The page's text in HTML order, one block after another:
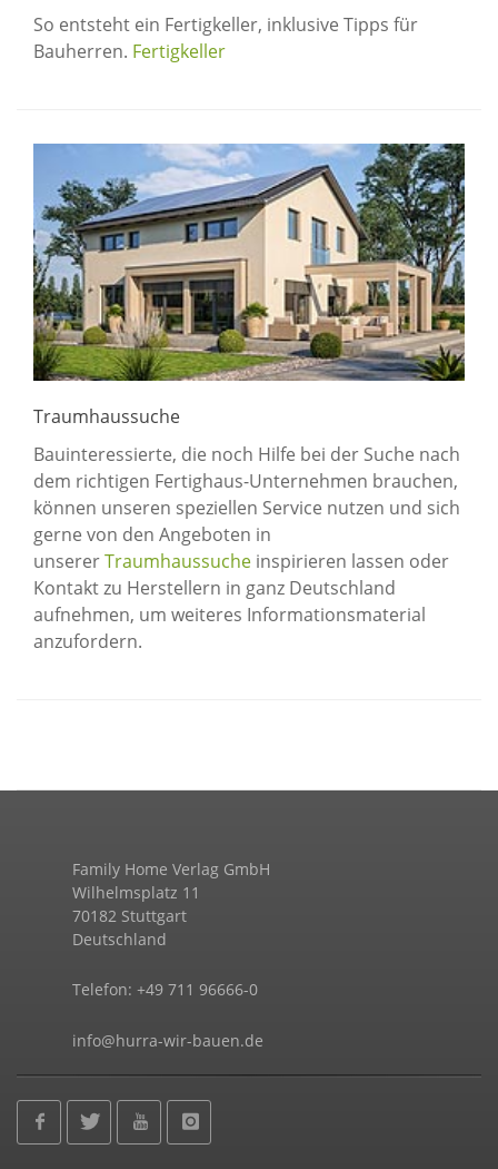
So entsteht ein Fertigkeller, inklusive Tipps für
Bauherren. Fertigkeller
Traumhaussuche
Bauinteressierte, die noch Hilfe bei der Suche nach
dem richtigen Fertighaus-Unternehmen brauchen,
können unseren speziellen Service nutzen und sich
gerne von den Angeboten in
unsererTraumhaussuche inspirieren lassen oder
Kontakt zu Herstellern in ganz Deutschland
aufnehmen, um weiteres Informationsmaterial
anzufordern.
Family Home Verlag GmbH
Wilhelmsplatz 11
70182 Stuttgart
Deutschland
Telefon: +49 711 96666-0
info@hurra-wir-bauen.de